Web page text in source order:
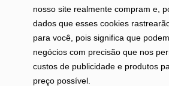
nosso site realmente compram e,
dados que esses cookies
para você, pois significa que
negócios com precisão que nos
custos de publicidade e produtos
preço possível.